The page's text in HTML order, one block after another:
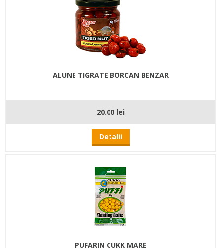
ALUNE TIGRATE BORCAN BENZAR
20.00 lei
Detalii
PUFARIN CUKK MARE